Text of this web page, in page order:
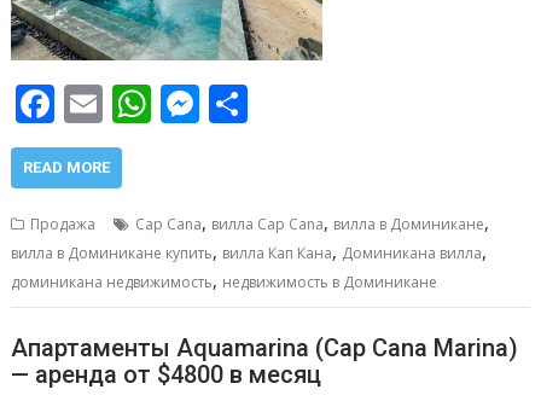
F
ac
e
b
o
o
k
E
m
ai
W
s
A
p
p
M
e
n
g
er
р
а
в
и
т
READ MORE
Продажа Cap Cana, вилла Cap Cana, вилла в Доминикане,
вилла в Доминикане купить, вилла Кап Кана, Доминикана вилла,
доминикана недвижимость, недвижимость в Доминикане
Апартаменты Aquamarina (Cap Cana Marina)
— аренда от $4800 в месяц